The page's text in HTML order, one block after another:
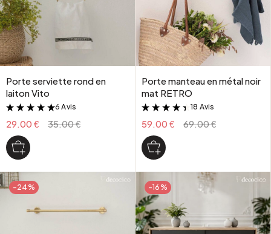
Porte serviette rond en
laiton Vito
&
6 Avis
29.00 € 35.00 €
Porte manteau en métal noir
mat RETRO
&
18 Avis
59.00 € 69.00 €
-24% -16%